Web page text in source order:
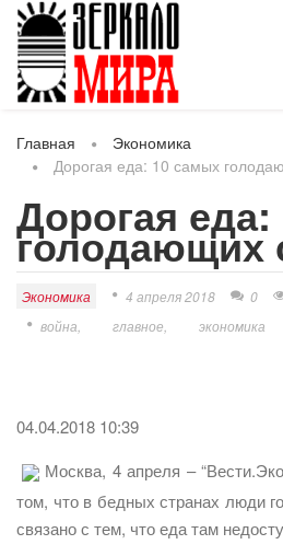
Главная
Экономика
Дорогая еда: 10 самых
Дорогая
голодающих
Экономика 4 апреля 2018 0
война
главное экономика
04.04.2018 10:39
Москва, 4 апреля –
том, что в бедных странах люди
связано с тем, что еда там